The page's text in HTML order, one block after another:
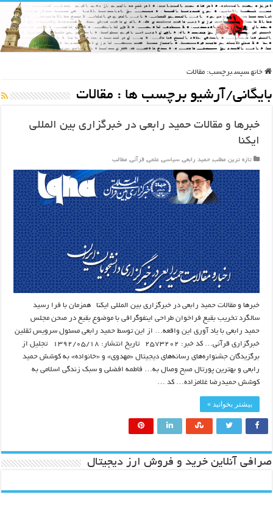
خانه سپس برچسب: مقالات
بایگانی/آرشیو برچسب ها : مقالات
خبرها و مقالات حمید رابعی در خبرگزاری بین المللی
ایکنا
تازه ترین مطلب, حمید رابعی, سیاسی, علمی, قرآنی, مطالب
خبرها و مقالات حمید رابعی در خبرگزاری بین المللی ایکنا همزمان با فرا رسید
سالگرد تخریب بقیع فراخوان طراحی اینفوگرافی با موضوع بقیع در صحن مجلس
حمید رابعی با یاد آوری این واقعه… از این توسط حمید رابعی مسئول سرویس ثقلین
خبرگزاری قرآنی… کد خبر: ۲۵۷۳۲۰۲ تاریخ انتشار: ۱۳۹۲/۰۵/۱۸ تجلیل از
برگزیدگان جشنواره‌های رسانه‌های دیجیتال «مهدوی» و «خانواده» به کوشش حمید
رابعی و بهترین پورتال صبح وصال به… فاطمه افضلی و سبک زندگی اسلامی به
کوشش حمیدرضا غلامزاده… کد …
بیشتر بخوانید »
صرافی آنلاین خرید و فروش ارز دیجیتال